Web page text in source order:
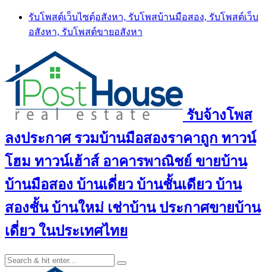
Skip
content
รับโพสต์เว็บไซตฺ์อสังหา, รับโพสบ้านมือสอง, รับโพสต์เว็บ
อสังหา, รับโพสต์ขายอสังหา
รับจ้างโพส
ลงประกาศ รวมบ้านมือสองราคาถูก ทาวน์
โฮม ทาวน์เฮ้าส์ อาคารพาณิชย์ ขายบ้าน
บ้านมือสอง บ้านเดี่ยว บ้านชั้นเดียว บ้าน
สองชั้น บ้านใหม่ เช่าบ้าน ประกาศขายบ้าน
เดี่ยว ในประเทศไทย